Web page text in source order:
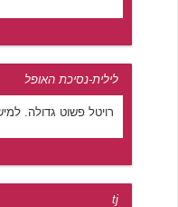
לילית-נסיכת האופל
רויטל פשוט גדולה.
tj